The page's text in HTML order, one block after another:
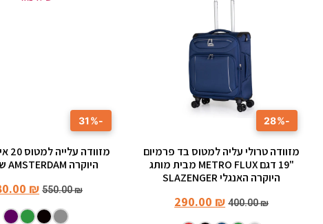
-28%
מזוודה טרולי עליה למטוס בד פרמיום
"19 דגם METRO FLUX מבית מותג
היוקרה האנגלי SLAZENGER
400.00₪
290.00 ₪
-31%
היוקרה AMSTERDAM שלזינגר
550.00₪
₪